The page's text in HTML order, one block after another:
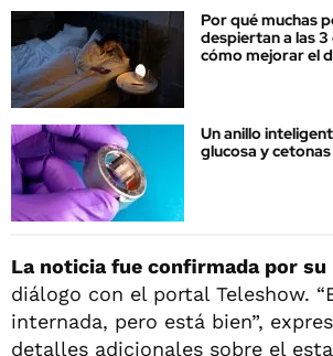
Por qué muchas
despiertan a las 3
cómo mejorar el
Un anillo
glucosa y
La noticia fue confirmada por su
diálogo con el portal Teleshow.
internada, pero está bien”,
detalles adicionales sobre el